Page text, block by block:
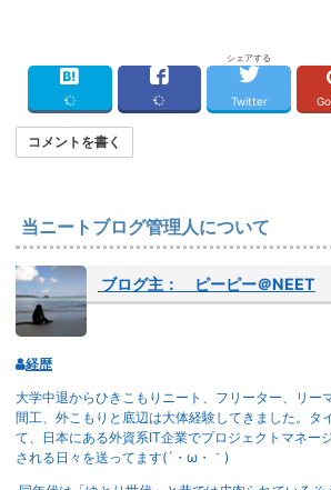
シェアする
Twitter
コメントを書く
当ニートブログ管理人について
ブログ主： ピーピー＠NEET
経歴
大学中退からひきこもりニート、フリーター、リー
間工、外こもりと底辺は大体経験してきました。タ
て、日本にある外資系IT企業でプロジェクトマネー
される日々を送ってます(´・ω・｀)